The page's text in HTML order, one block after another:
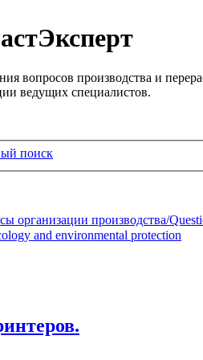
вопросов производства и
ведущих специалистов.
поиск
организации производства/
and environmental protection